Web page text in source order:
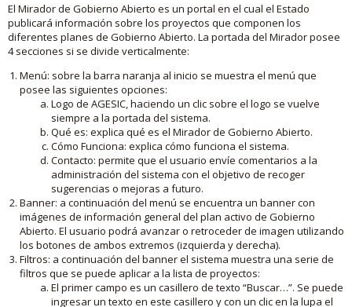
El Mirador de Gobierno Abierto es un portal en el cual el Estado
publicará información sobre los proyectos que componen los
diferentes planes de Gobierno Abierto. La portada del Mirador posee
4 secciones si se divide verticalmente:
Menú: sobre la barra naranja al inicio se muestra el menú que
posee las siguientes opciones:
Logo de AGESIC, haciendo un clic sobre el logo se vuelve
siempre a la portada del sistema.
Qué es: explica qué es el Mirador de Gobierno Abierto.
Cómo Funciona: explica cómo funciona el sistema.
Contacto: permite que el usuario envíe comentarios a la
administración del sistema con el objetivo de recoger
sugerencias o mejoras a futuro.
Banner: a continuación del menú se encuentra un banner con
imágenes de información general del plan activo de Gobierno
Abierto. El usuario podrá avanzar o retroceder de imagen utilizando
los botones de ambos extremos (izquierda y derecha).
Filtros: a continuación del banner el sistema muestra una serie de
filtros que se puede aplicar a la lista de proyectos:
El primer campo es un casillero de texto “Buscar…”. Se puede
ingresar un texto en este casillero y con un clic en la lupa el